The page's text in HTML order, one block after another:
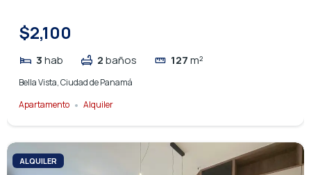
$2,100
3hab 2baños 127m²
Bella Vista, Ciudad de Panamá
Apartamento
Alquiler
ALQUILER